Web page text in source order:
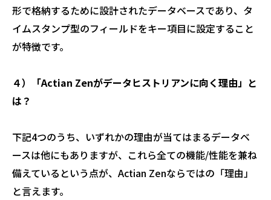
形で格納するために設計されたデータベースであり、タ
イムスタンプ型のフィールドをキー項目に設定すること
が特徴です。
４）「Actian Zenがデータヒストリアンに向く理由」と
は？
下記4つのうち、いずれかの理由が当てはまるデータベ
ースは他にもありますが、これら全ての機能/性能を兼ね
備えているという点が、Actian Zenならではの「理由」
と言えます。